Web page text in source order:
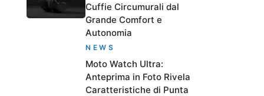
Cuffie Circumurali dal
Grande Comfort e
Autonomia
NEWS
Moto Watch Ultra:
Anteprima in Foto Rivela
Caratteristiche di Punta